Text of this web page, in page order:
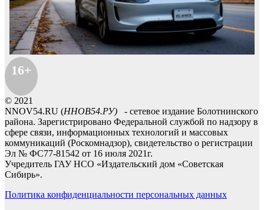
16+
© 2021
NNOV54.RU (ННОВ54.РУ) - сетевое издание Болотнинского
района. Зарегистрировано Федеральной службой по надзору в
сфере связи, информационных технологий и массовых
коммуникаций (Роскомнадзор), свидетельство о регистрации
Эл № ФС77-81542 от 16 июля 2021г.
Учредитель ГАУ НСО «Издательский дом «Советская
Сибирь».
Политика конфиденциальности персональных данных